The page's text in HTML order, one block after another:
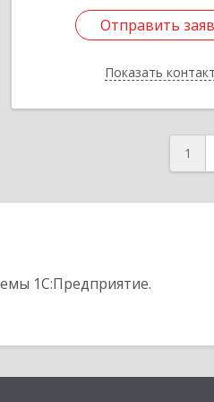
Отправить
Показать
Отправить
Назад
1
1С:Предприятие.